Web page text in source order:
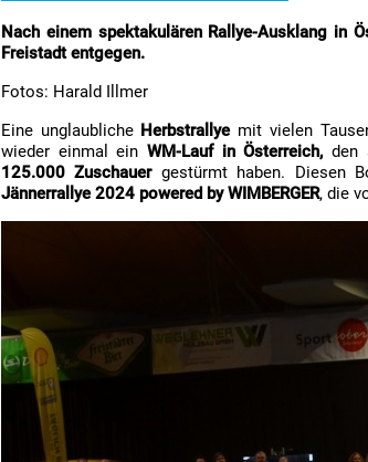
Nach einem spektakulären Rallye-Ausklang in
Freistadt entgegen.
Fotos: Harald Illmer
Eine unglaubliche Herbstrallyemit vielen
wieder einmal ein WM-Lauf in Österreich,den
125.000 Zuschauergestürmt haben. Diesen
Jännerrallye 2024 powered by WIMBERGER, die